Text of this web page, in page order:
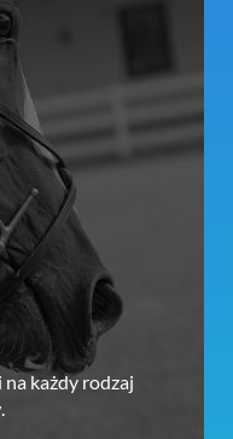
każdy rodzaj